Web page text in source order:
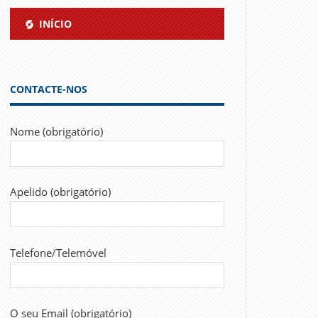
INÍCIO
CONTACTE-NOS
Nome (obrigatório)
Apelido (obrigatório)
Telefone/Telemóvel
O seu Email (obrigatório)